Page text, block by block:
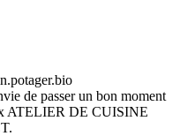
de passer un bon moment
ATELIER DE CUISINE